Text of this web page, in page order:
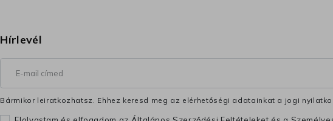
Hírlevél
Bármikor leiratkozhatsz. Ehhez keresd meg az elérhetőségi adatainkat a jogi